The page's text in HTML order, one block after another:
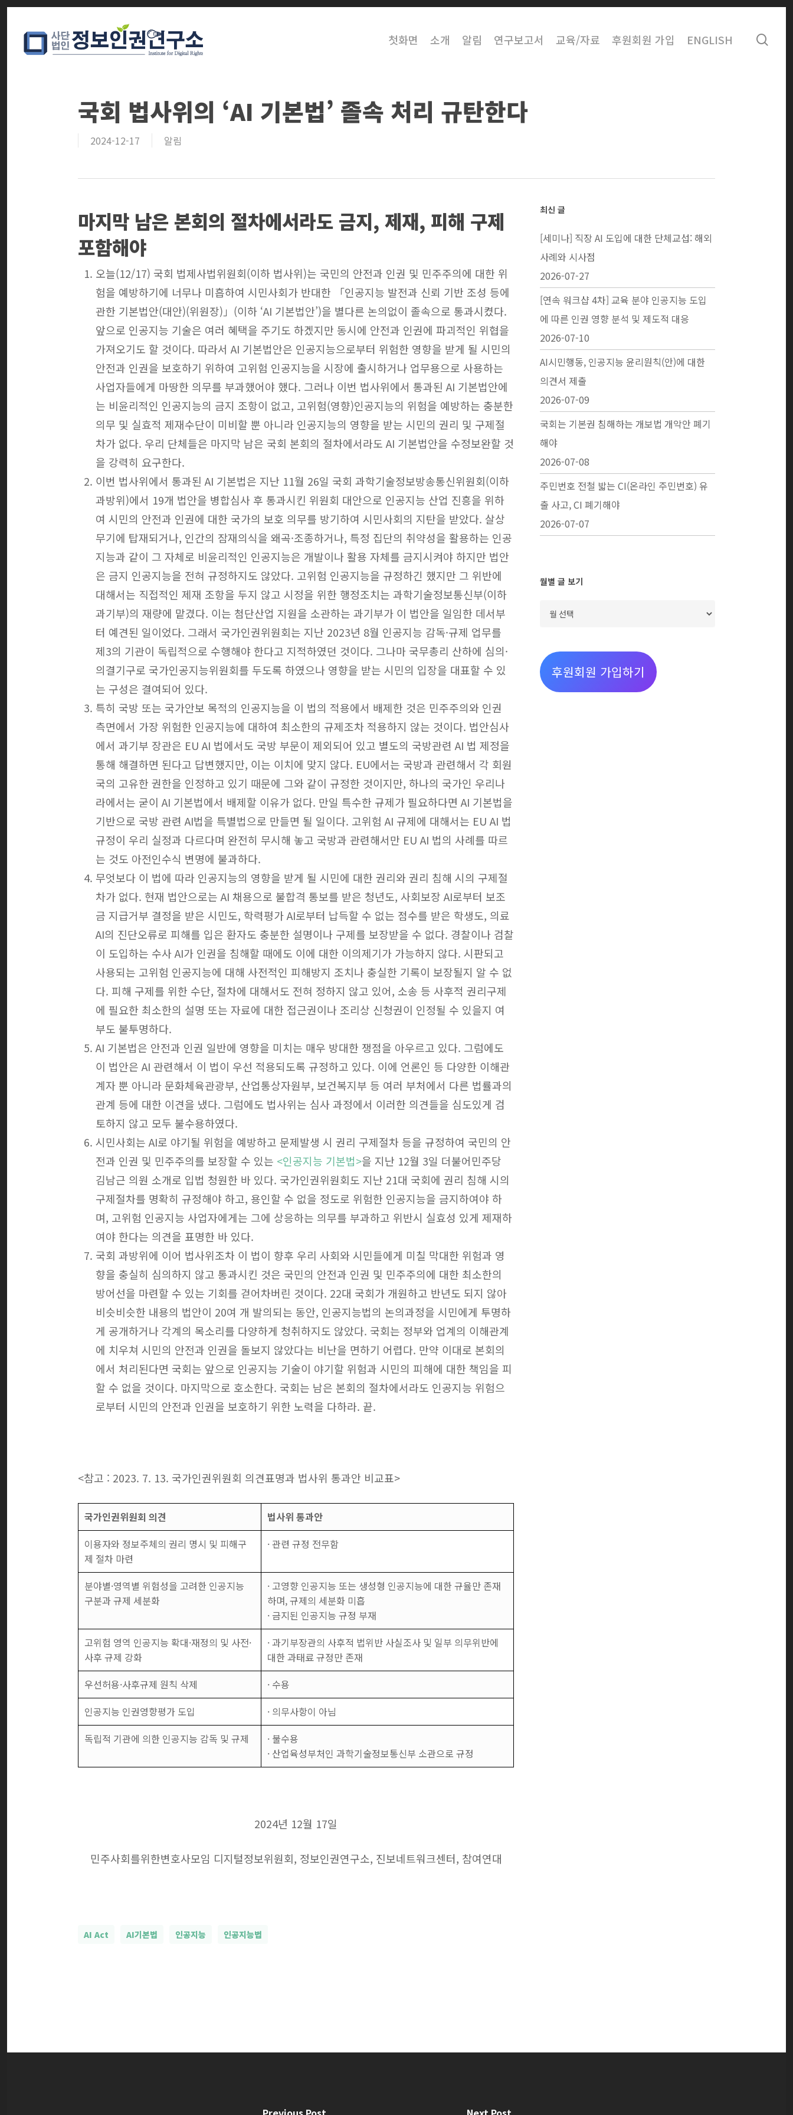
Skip
첫화면 소개 알림 연구보고서 교육/자료 후원회원 가입 ENGLISH
국회 법사위의 ‘AI 기본법’ 졸속 처리 규탄한다
2024-12-17 알림
마지막 남은 본회의 절차에서라도 금지, 제재, 피해 구제
포함해야
오늘(12/17) 국회 법제사법위원회(이하 법사위)는 국민의 안전과 인권 및 민주주의에 대한 위
험을 예방하기에 너무나 미흡하여 시민사회가 반대한 「인공지능 발전과 신뢰 기반 조성 등에
관한 기본법안(대안)(위원장)」(이하 ‘AI 기본법안’)을 별다른 논의없이 졸속으로 통과시켰다.
앞으로 인공지능 기술은 여러 혜택을 주기도 하겠지만 동시에 안전과 인권에 파괴적인 위협을
가져오기도 할 것이다. 따라서 AI 기본법안은 인공지능으로부터 위험한 영향을 받게 될 시민의
안전과 인권을 보호하기 위하여 고위험 인공지능을 시장에 출시하거나 업무용으로 사용하는
사업자들에게 마땅한 의무를 부과했어야 했다. 그러나 이번 법사위에서 통과된 AI 기본법안에
는 비윤리적인 인공지능의 금지 조항이 없고, 고위험(영향)인공지능의 위험을 예방하는 충분한
의무 및 실효적 제재수단이 미비할 뿐 아니라 인공지능의 영향을 받는 시민의 권리 및 구제절
차가 없다. 우리 단체들은 마지막 남은 국회 본회의 절차에서라도 AI 기본법안을 수정보완할 것
을 강력히 요구한다.
이번 법사위에서 통과된 AI 기본법은 지난 11월 26일 국회 과학기술정보방송통신위원회(이하
과방위)에서 19개 법안을 병합심사 후 통과시킨 위원회 대안으로 인공지능 산업 진흥을 위하
여 시민의 안전과 인권에 대한 국가의 보호 의무를 방기하여 시민사회의 지탄을 받았다. 살상
무기에 탑재되거나, 인간의 잠재의식을 왜곡·조종하거나, 특정 집단의 취약성을 활용하는 인공
지능과 같이 그 자체로 비윤리적인 인공지능은 개발이나 활용 자체를 금지시켜야 하지만 법안
은 금지 인공지능을 전혀 규정하지도 않았다. 고위험 인공지능을 규정하긴 했지만 그 위반에
대해서는 직접적인 제재 조항을 두지 않고 시정을 위한 행정조치는 과학기술정보통신부(이하
과기부)의 재량에 맡겼다. 이는 첨단산업 지원을 소관하는 과기부가 이 법안을 일임한 데서부
터 예견된 일이었다. 그래서 국가인권위원회는 지난 2023년 8월 인공지능 감독·규제 업무를
제3의 기관이 독립적으로 수행해야 한다고 지적하였던 것이다. 그나마 국무총리 산하에 심의·
의결기구로 국가인공지능위원회를 두도록 하였으나 영향을 받는 시민의 입장을 대표할 수 있
는 구성은 결여되어 있다.
특히 국방 또는 국가안보 목적의 인공지능을 이 법의 적용에서 배제한 것은 민주주의와 인권
측면에서 가장 위험한 인공지능에 대하여 최소한의 규제조차 적용하지 않는 것이다. 법안심사
에서 과기부 장관은 EU AI 법에서도 국방 부문이 제외되어 있고 별도의 국방관련 AI 법 제정을
통해 해결하면 된다고 답변했지만, 이는 이치에 맞지 않다. EU에서는 국방과 관련해서 각 회원
국의 고유한 권한을 인정하고 있기 때문에 그와 같이 규정한 것이지만, 하나의 국가인 우리나
라에서는 굳이 AI 기본법에서 배제할 이유가 없다. 만일 특수한 규제가 필요하다면 AI 기본법을
기반으로 국방 관련 AI법을 특별법으로 만들면 될 일이다. 고위험 AI 규제에 대해서는 EU AI 법
규정이 우리 실정과 다르다며 완전히 무시해 놓고 국방과 관련해서만 EU AI 법의 사례를 따르
는 것도 아전인수식 변명에 불과하다.
무엇보다 이 법에 따라 인공지능의 영향을 받게 될 시민에 대한 권리와 권리 침해 시의 구제절
차가 없다. 현재 법안으로는 AI 채용으로 불합격 통보를 받은 청년도, 사회보장 AI로부터 보조
금 지급거부 결정을 받은 시민도, 학력평가 AI로부터 납득할 수 없는 점수를 받은 학생도, 의료
AI의 진단오류로 피해를 입은 환자도 충분한 설명이나 구제를 보장받을 수 없다. 경찰이나 검찰
이 도입하는 수사 AI가 인권을 침해할 때에도 이에 대한 이의제기가 가능하지 않다. 시판되고
사용되는 고위험 인공지능에 대해 사전적인 피해방지 조치나 충실한 기록이 보장될지 알 수 없
다. 피해 구제를 위한 수단, 절차에 대해서도 전혀 정하지 않고 있어, 소송 등 사후적 권리구제
에 필요한 최소한의 설명 또는 자료에 대한 접근권이나 조리상 신청권이 인정될 수 있을지 여
부도 불투명하다.
AI 기본법은 안전과 인권 일반에 영향을 미치는 매우 방대한 쟁점을 아우르고 있다. 그럼에도
이 법안은 AI 관련해서 이 법이 우선 적용되도록 규정하고 있다. 이에 언론인 등 다양한 이해관
계자 뿐 아니라 문화체육관광부, 산업통상자원부, 보건복지부 등 여러 부처에서 다른 법률과의
관계 등에 대한 이견을 냈다. 그럼에도 법사위는 심사 과정에서 이러한 의견들을 심도있게 검
토하지 않고 모두 불수용하였다.
시민사회는 AI로 야기될 위험을 예방하고 문제발생 시 권리 구제절차 등을 규정하여 국민의 안
전과 인권 및 민주주의를 보장할 수 있는 <인공지능 기본법>을 지난 12월 3일 더불어민주당
김남근 의원 소개로 입법 청원한 바 있다. 국가인권위원회도 지난 21대 국회에 권리 침해 시의
구제절차를 명확히 규정해야 하고, 용인할 수 없을 정도로 위험한 인공지능을 금지하여야 하
며, 고위험 인공지능 사업자에게는 그에 상응하는 의무를 부과하고 위반시 실효성 있게 제재하
여야 한다는 의견을 표명한 바 있다.
국회 과방위에 이어 법사위조차 이 법이 향후 우리 사회와 시민들에게 미칠 막대한 위험과 영
향을 충실히 심의하지 않고 통과시킨 것은 국민의 안전과 인권 및 민주주의에 대한 최소한의
방어선을 마련할 수 있는 기회를 걷어차버린 것이다. 22대 국회가 개원하고 반년도 되지 않아
비슷비슷한 내용의 법안이 20여 개 발의되는 동안, 인공지능법의 논의과정을 시민에게 투명하
게 공개하거나 각계의 목소리를 다양하게 청취하지도 않았다. 국회는 정부와 업계의 이해관계
에 치우쳐 시민의 안전과 인권을 돌보지 않았다는 비난을 면하기 어렵다. 만약 이대로 본회의
에서 처리된다면 국회는 앞으로 인공지능 기술이 야기할 위험과 시민의 피해에 대한 책임을 피
할 수 없을 것이다. 마지막으로 호소한다. 국회는 남은 본회의 절차에서라도 인공지능 위험으
로부터 시민의 안전과 인권을 보호하기 위한 노력을 다하라. 끝.
<참고 : 2023. 7. 13. 국가인권위원회 의견표명과 법사위 통과안 비교표>
국가인권위원회 의견
법사위 통과안
이용자와 정보주체의 권리 명시 및 피해구
제 절차 마련
· 관련 규정 전무함
분야별·영역별 위험성을 고려한 인공지능
구분과 규제 세분화
· 고영향 인공지능 또는 생성형 인공지능에 대한 규율만 존재
하며, 규제의 세분화 미흡
· 금지된 인공지능 규정 부재
고위험 영역 인공지능 확대·재정의 및 사전·
사후 규제 강화
· 과기부장관의 사후적 법위반 사실조사 및 일부 의무위반에
대한 과태료 규정만 존재
우선허용·사후규제 원칙 삭제
· 수용
인공지능 인권영향평가 도입
· 의무사항이 아님
독립적 기관에 의한 인공지능 감독 및 규제
· 불수용
· 산업육성부처인 과학기술정보통신부 소관으로 규정
2024년 12월 17일
민주사회를위한변호사모임 디지털정보위원회, 정보인권연구소, 진보네트워크센터, 참여연대
AI Act AI기본법 인공지능 인공지능법
최신 글
[세미나] 직장 AI 도입에 대한 단체교섭: 해외
사례와 시사점
2026-07-27
[연속 워크샵 4차] 교육 분야 인공지능 도입
에 따른 인권 영향 분석 및 제도적 대응
2026-07-10
AI시민행동, 인공지능 윤리원칙(안)에 대한
의견서 제출
2026-07-09
국회는 기본권 침해하는 개보법 개악안 폐기
해야
2026-07-08
주민번호 전철 밟는 CI(온라인 주민번호) 유
출 사고, CI 폐기해야
2026-07-07
월별 글 보기
보
기
후원회원 가입하기